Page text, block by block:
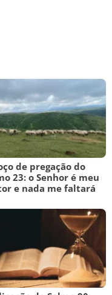
de pregação do
23: o Senhor é meu
e nada me faltará